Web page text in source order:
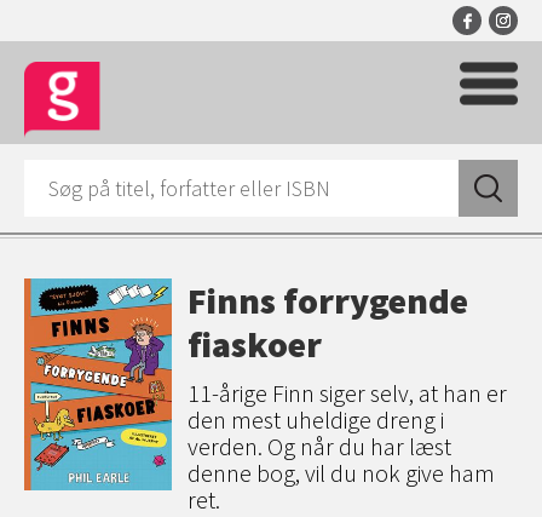
Finns forrygende
fiaskoer
11-årige Finn siger selv, at han er
den mest uheldige dreng i
verden. Og når du har læst
denne bog, vil du nok give ham
ret.